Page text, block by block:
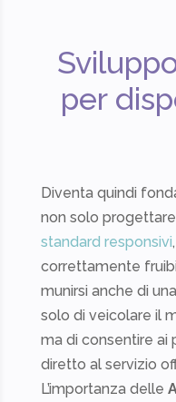
per
Diventa quindi
non solo
standard responsivi
correttamente
munirsi anche di
solo di veicolare il
ma di consentire ai
diretto al servizio
L’importanza delle